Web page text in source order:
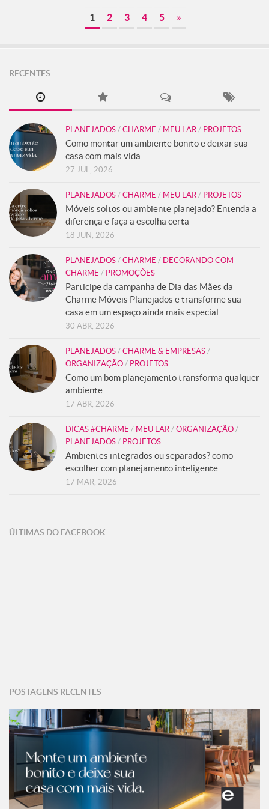
1 2 3 4 5 »
RECENTES
PLANEJADOS / CHARME / MEU LAR / PROJETOS
Como montar um ambiente bonito e deixar sua
casa com mais vida
27 JUL, 2026
PLANEJADOS / CHARME / MEU LAR / PROJETOS
Móveis soltos ou ambiente planejado? Entenda a
diferença e faça a escolha certa
18 JUN, 2026
PLANEJADOS / CHARME / DECORANDO COM
CHARME / PROMOÇÕES
Participe da campanha de Dia das Mães da
Charme Móveis Planejados e transforme sua
casa em um espaço ainda mais especial
30 ABR, 2026
PLANEJADOS / CHARME & EMPRESAS /
ORGANIZAÇÃO / PROJETOS
Como um bom planejamento transforma qualquer
ambiente
17 ABR, 2026
DICAS #CHARME / MEU LAR / ORGANIZAÇÃO /
PLANEJADOS / PROJETOS
Ambientes integrados ou separados? como
escolher com planejamento inteligente
17 MAR, 2026
ÚLTIMAS DO FACEBOOK
POSTAGENS RECENTES